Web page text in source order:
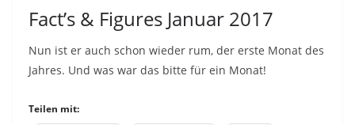
Fact’s & Figures Januar 2017
Nun ist er auch schon wieder rum, der erste Monat des
Jahres. Und was war das bitte für ein Monat!
Teilen mit: